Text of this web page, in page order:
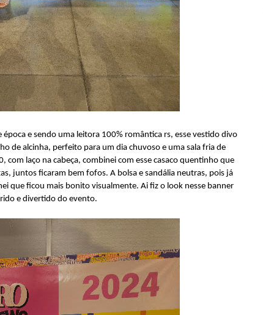
e sendo uma leitora 100% romântica rs, esse vestido divo
de alcinha, perfeito para um dia chuvoso e uma sala fria de
com laço na cabeça, combinei com esse casaco quentinho que
juntos ficaram bem fofos. A bolsa e sandália neutras, pois já
que ficou mais bonito visualmente. Ai fiz o look nesse banner
e divertido do evento.